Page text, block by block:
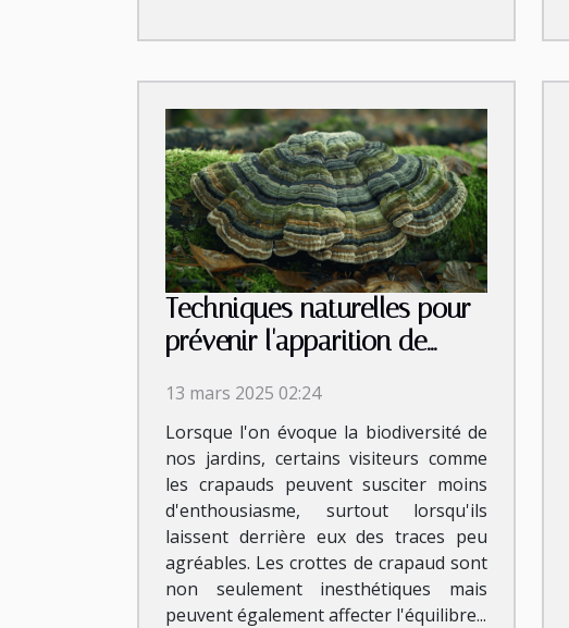
Techniques naturelles pour
prévenir l'apparition de
13 mars 2025 02:24
Lorsque l'on évoque la biodiversité de
nos jardins, certains visiteurs comme
les crapauds peuvent susciter moins
d'enthousiasme, surtout lorsqu'ils
laissent derrière eux des traces peu
agréables. Les crottes de crapaud sont
non seulement inesthétiques mais
peuvent également affecter l'équilibre...